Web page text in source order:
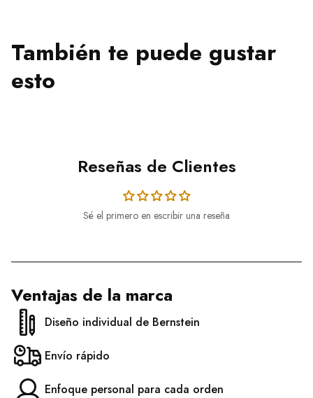
También te puede gustar
esto
Reseñas de Clientes
Sé el primero en escribir una reseña
Ventajas de la marca
Diseño individual de Bernstein
Envío rápido
Enfoque personal para cada orden